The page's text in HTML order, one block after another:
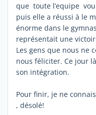
que toute l’equipe
puis elle a réussi à le
énorme dans le
représentait une
Les gens que nous ne
nous féliciter. Ce jour
son intégration.
Pour finir, je ne
, désolé!